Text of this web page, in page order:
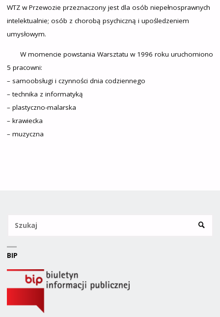
WTZ w Przewozie przeznaczony jest dla osób niepełnosprawnych
intelektualnie; osób z chorobą psychiczną i upośledzeniem
umysłowym.
W momencie powstania Warsztatu w 1996 roku uruchomiono
5 pracowni:
– samoobsługi i czynności dnia codziennego
– technika z informatyką
– plastyczno-malarska
– krawiecka
– muzyczna
BIP